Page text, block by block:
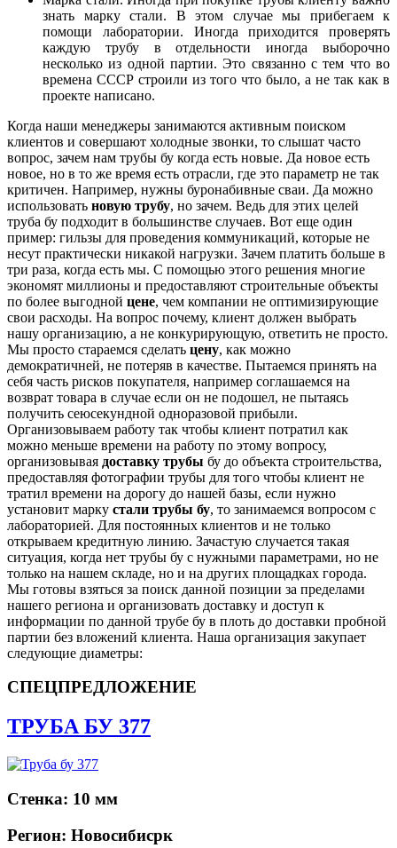
знать марку стали. В этом случае мы прибегаем к
помощи лаборатории. Иногда приходится проверять
каждую трубу в отдельности иногда выборочно
несколько из одной партии. Это связанно с тем что во
времена СССР строили из того что было, а не так как в
проекте написано.
Когда наши менеджеры занимаются активным поиском
клиентов и совершают холодные звонки, то слышат часто
вопрос, зачем нам трубы бу когда есть новые. Да новое есть
новое, но в то же время есть отрасли, где это параметр не так
критичен. Например, нужны буронабивные сваи. Да можно
использовать новую трубу, но зачем. Ведь для этих целей
труба бу подходит в большинстве случаев. Вот еще один
пример: гильзы для проведения коммуникаций, которые не
несут практически никакой нагрузки. Зачем платить больше в
три раза, когда есть мы. С помощью этого решения многие
экономят миллионы и предоставляют строительные объекты
по более выгодной цене, чем компании не оптимизирующие
свои расходы. На вопрос почему, клиент должен выбрать
нашу организацию, а не конкурирующую, ответить не просто.
Мы просто стараемся сделать цену, как можно
демократичней, не потеряв в качестве. Пытаемся принять на
себя часть рисков покупателя, например соглашаемся на
возврат товара в случае если он не подошел, не пытаясь
получить сеюсекундной одноразовой прибыли.
Организовываем работу так чтобы клиент потратил как
можно меньше времени на работу по этому вопросу,
организовывая доставку трубы бу до объекта строительства,
предоставляя фотографии трубы для того чтобы клиент не
тратил времени на дорогу до нашей базы, если нужно
установит марку стали трубы бу, то занимаемся вопросом с
лабораторией. Для постоянных клиентов и не только
открываем кредитную линию. Зачастую случается такая
ситуация, когда нет трубы бу с нужными параметрами, но не
только на нашем складе, но и на других площадках города.
Мы готовы взяться за поиск данной позиции за пределами
нашего региона и организовать доставку и доступ к
информации по данной трубе бу в плоть до доставки пробной
партии без вложений клиента. Наша организация закупает
следующие диаметры:
СПЕЦПРЕДЛОЖЕНИЕ
ТРУБА БУ 377
Стенка: 10 мм
Регион: Новосибисрк